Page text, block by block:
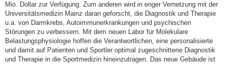
Mio. Dollar zur Verfügung. Zum anderen wird in enger Vernetzung mit der
Universitätsmedizin Mainz daran geforscht, die Diagnostik und Therapie
u.a. von Darmkrebs, Autoimmunerkrankungen und psychischen
Störungen zu verbessern. Mit dem neuen Labor für Molekulare
Belastungsphysiologie hoffen die Verantwortlichen, eine personalisierte
und damit auf Patienten und Sportler optimal zugeschnittene Diagnostik
und Therapie in die Sportmedizin hineinzutragen. Das neue Gebäude ist